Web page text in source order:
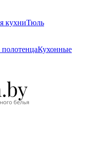
кухниТюль
Кухонные